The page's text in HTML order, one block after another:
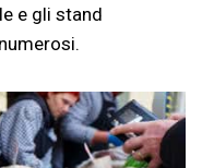
e gli stand